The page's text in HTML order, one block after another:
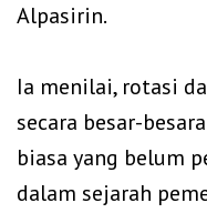
Alpasirin.
‎Ia menilai, rotasi
secara besar-
biasa yang belum
dalam sejarah